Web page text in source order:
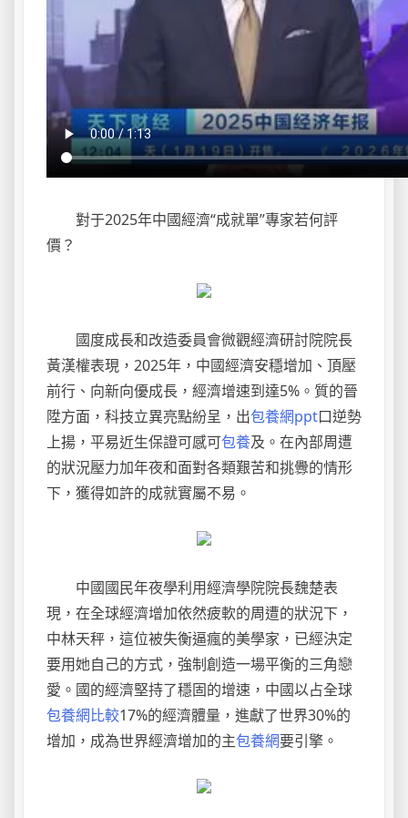
對于2025年中國經濟“成就單”專家若何評
價？
國度成長和改造委員會微觀經濟研討院院長
黃漢權表現，2025年，中國經濟安穩增加、頂壓
前行、向新向優成長，經濟增速到達5%。質的晉
陞方面，科技立異亮點紛呈，出包養網ppt口逆勢
上揚，平易近生保證可感可包養及。在內部周遭
的狀況壓力加年夜和面對各類艱苦和挑釁的情形
下，獲得如許的成就實屬不易。
中國國民年夜學利用經濟學院院長魏楚表
現，在全球經濟增加依然疲軟的周遭的狀況下，
中林天秤，這位被失衡逼瘋的美學家，已經決定
要用她自己的方式，強制創造一場平衡的三角戀
愛。國的經濟堅持了穩固的增速，中國以占全球
包養網比較17%的經濟體量，進獻了世界30%的
增加，成為世界經濟增加的主包養網要引擎。